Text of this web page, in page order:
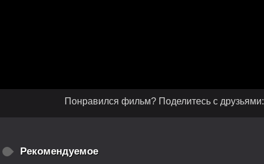
Понравился фильм? Поделитесь с друзьями:
Рекомендуемое